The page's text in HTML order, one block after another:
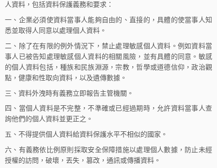
人資料，包括資料保護義務和要求：
一、企業必須使資料當事人能夠自由的、直接的，具體的使當事人知
悉並取得人同意以處理個人資料。
二、除了在有限的例外情況下，禁止處理敏感個人資料。例如資料當
事人已被告知處理敏感個人資料的相關風險，並有具體的同意。敏感
的個人資料包括，種族和民族淵源，宗教，哲學或道德信仰，政治觀
點，健康和性取向資料，以及遺傳數據。
三、資料外洩時有義務立即報告主管機關。
四、當個人資料是不完整，不準確或已經過期時，允許資料當事人查
詢他們的個人資料並更正之。
五、不得提供個人資料給資料保護水平不相似的國家。
六、有義務依比例原則採取安全保障措施以處理個人數據，防止未經
授權的訪問，破壞，丟失，篡改，通訊或傳播資料。